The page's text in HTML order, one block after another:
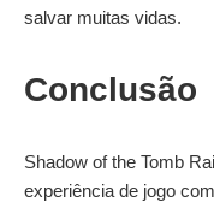
salvar muitas vidas.
Conclusão
Shadow of the Tomb
experiência de jogo